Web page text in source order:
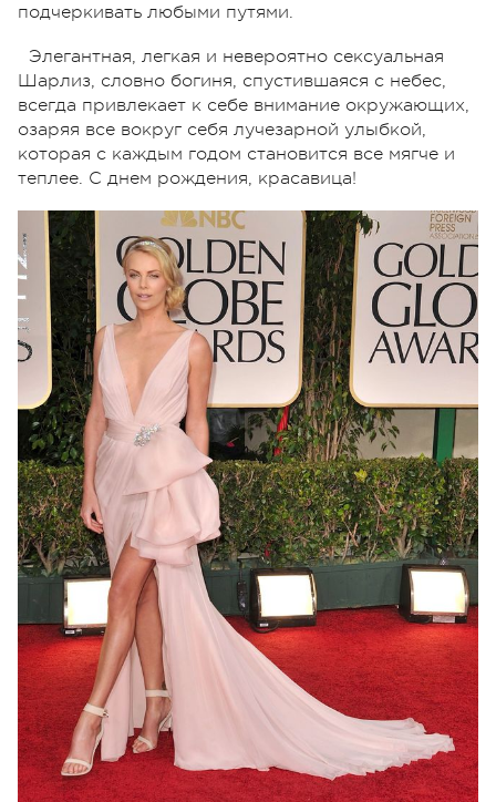
подчеркивать любыми путями.
Элегантная, легкая и невероятно сексуальная
Шарлиз, словно богиня, спустившаяся с небес,
всегда привлекает к себе внимание окружающих,
озаряя все вокруг себя лучезарной улыбкой,
которая с каждым годом становится все мягче и
теплее. С днем рождения, красавица!